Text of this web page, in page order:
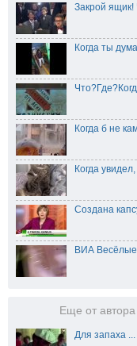
Закрой ящик!
Когда ты
Когда б не
Когда
Создана
ВИА
Еще от
Для запаха ...